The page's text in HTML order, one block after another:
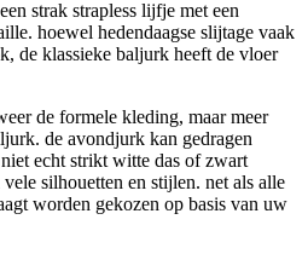
strak strapless lijfje met een
hoewel hedendaagse slijtage vaak
de klassieke baljurk heeft de vloer
de formele kleding, maar meer
de avondjurk kan gedragen
echt strikt witte das of zwart
silhouetten en stijlen. net als alle
worden gekozen op basis van uw